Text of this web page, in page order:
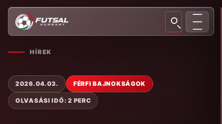
HÍREK
2026.04.03. FÉRFI BAJNOKSÁGOK
OLVASÁSI IDŐ: 2 PERC